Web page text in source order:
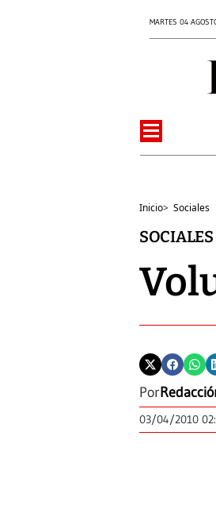
MARTES 04
Inicio> Sociales
SOCIALES
Por
03/04/2010